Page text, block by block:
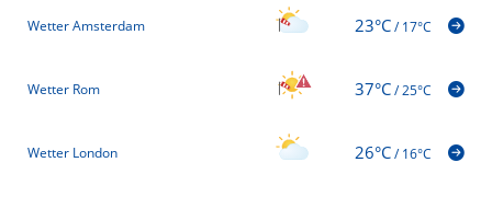
Wetter Amsterdam 23°C/17°C
Wetter Rom 37°C/25°C
Wetter London 26°C/16°C